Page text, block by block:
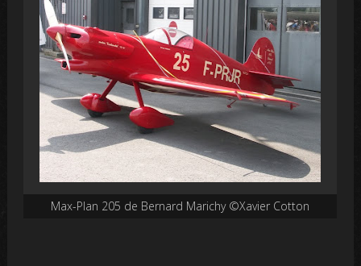
Max-Plan 205 de Bernard Marichy ©Xavier Cotton